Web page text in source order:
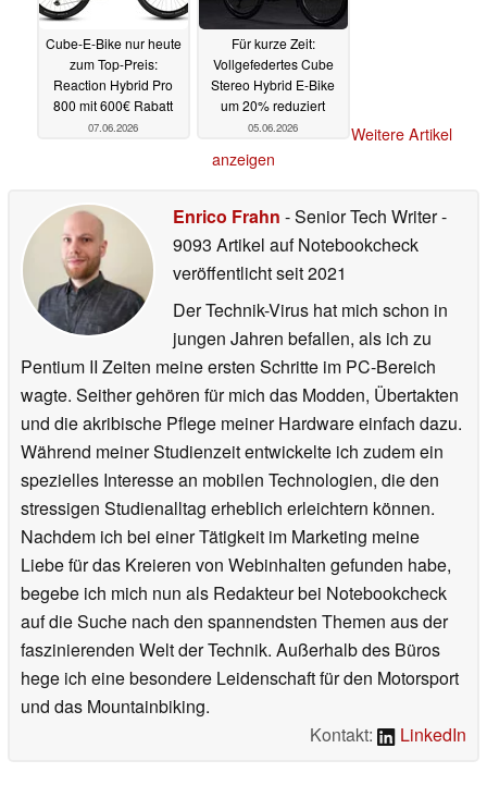
Cube-E-Bike nur heute
zum Top-Preis:
Reaction Hybrid Pro
800 mit 600€ Rabatt
07.06.2026
Für kurze Zeit:
Vollgefedertes Cube
Stereo Hybrid E-Bike
um 20% reduziert
05.06.2026
Weitere Artikel
anzeigen
Enrico Frahn - Senior Tech Writer-
9093 Artikel auf Notebookcheck
veröffentlichtseit 2021
Der Technik-Virus hat mich schon in
jungen Jahren befallen, als ich zu
Pentium II Zeiten meine ersten Schritte im PC-Bereich
wagte. Seither gehören für mich das Modden, Übertakten
und die akribische Pflege meiner Hardware einfach dazu.
Während meiner Studienzeit entwickelte ich zudem ein
spezielles Interesse an mobilen Technologien, die den
stressigen Studienalltag erheblich erleichtern können.
Nachdem ich bei einer Tätigkeit im Marketing meine
Liebe für das Kreieren von Webinhalten gefunden habe,
begebe ich mich nun als Redakteur bei Notebookcheck
auf die Suche nach den spannendsten Themen aus der
faszinierenden Welt der Technik. Außerhalb des Büros
hege ich eine besondere Leidenschaft für den Motorsport
und das Mountainbiking.
Kontakt:
LinkedIn